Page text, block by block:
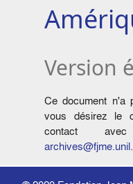
Version
Ce document n'a
vous désirez le
contact